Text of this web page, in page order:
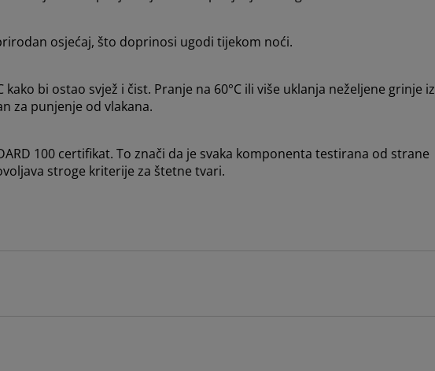
osjećaj, što doprinosi ugodi tijekom noći.
kako bi ostao svjež i čist. Pranje na 60°C ili više uklanja neželjene grinje iz
za punjenje od vlakana.
100 certifikat. To znači da je svaka komponenta testirana od strane
stroge kriterije za štetne tvari.